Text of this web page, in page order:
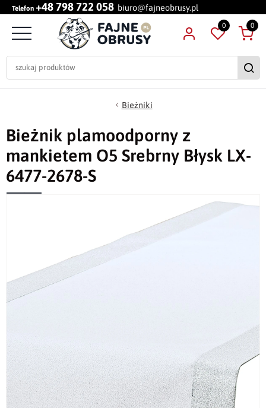
Telefon +48 798 722 058 biuro@fajneobrusy.pl
0 0
Bieżniki
Bieżnik plamoodporny z
mankietem O5 Srebrny Błysk LX-
6477-2678-S